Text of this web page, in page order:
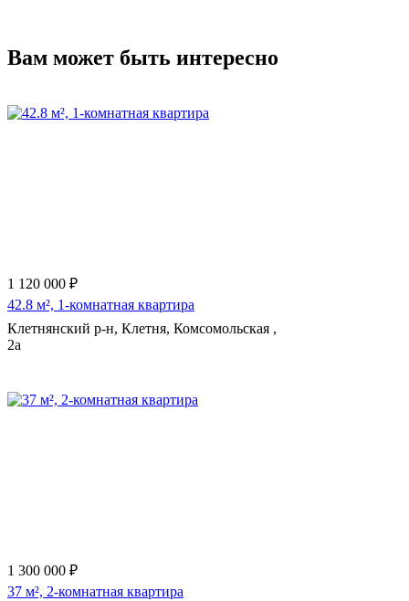
Вам может быть интересно
1 120 000 ₽
42.8 м², 1-комнатная квартира
Клетнянский р-н, Клетня, Комсомольская ,
2а
1 300 000 ₽
37 м², 2-комнатная квартира